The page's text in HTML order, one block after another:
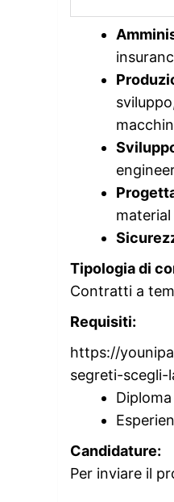
Tipologia di
Contratti a
Requisiti:
https://
segreti-
Candidature:
Per inviare il